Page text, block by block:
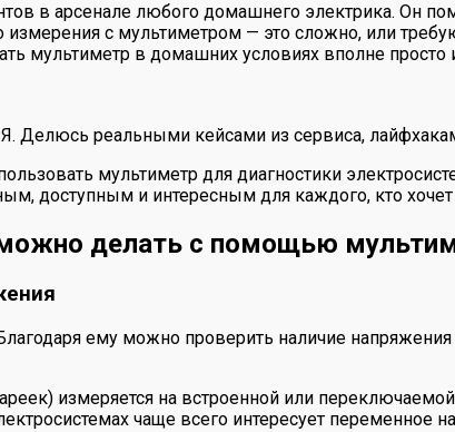
в арсенале любого домашнего электрика. Он
с мультиметром — это сложно, или
мультиметр в домашних условиях вполне просто
Делюсь реальными кейсами из сервиса,
мультиметр для диагностики
доступным и интересным для каждого, кто
делать с помощью
ему можно проверить наличие
измеряется на встроенной или
чаще всего интересует переменное